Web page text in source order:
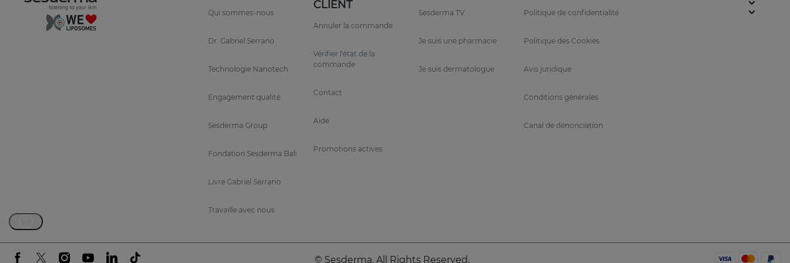
régénère la peau, améliorant son apparence et son élasticité.
RETISES Crème anti-rides régénérante Forte
Conçu pour les peaux matures habituées au rétinol, RETISES Crème anti-rides régénérante Forteavec un rétinol pur 0,5% offre
Spécialement formulé pour la zone délicate du contour des yeux, Retrouvez le look de la jeunesse dans votre look avecRETISES Contour des yeux .
Idéal comme ligne complémentaire et de maintenance.
Qui sommes-nous
Dr. Gabriel Serrano
Technologie Nanotech
Engagement qualité
Sesderma Group
Fondation Sesderma Bali
Livre Gabriel Serrano
Travaille avec nous
CLIENT
Annuler la commande
Vérifier l'état de la
commande
Contact
Aide
Promotions actives
Sesderma TV
Je suis une pharmacie
Je suis dermatologue
Politique de confidentialité
Politique des Cookies
Avis juridique
Conditions générales
Canal de dénonciation
© Sesderma. All Rights Reserved.